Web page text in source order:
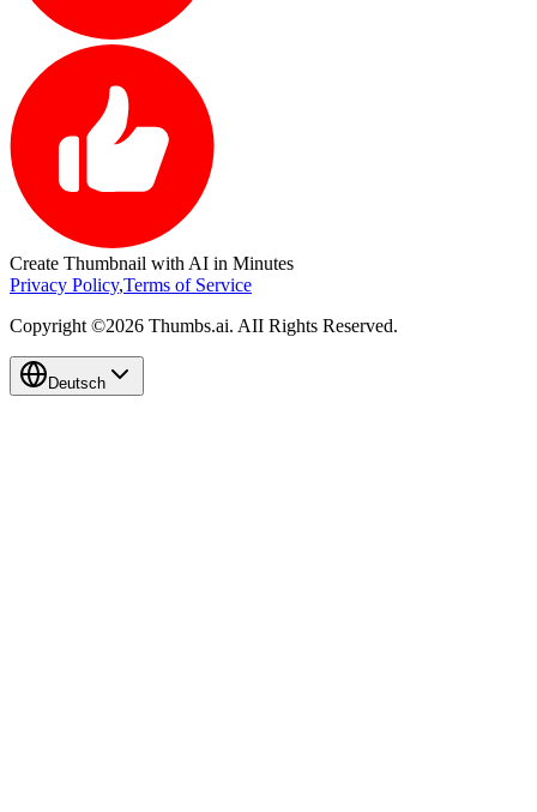
Create Thumbnail with AI in Minutes
Privacy Policy,Terms of Service
Copyright ©2026 Thumbs.ai. AII Rights Reserved.
Deutsch